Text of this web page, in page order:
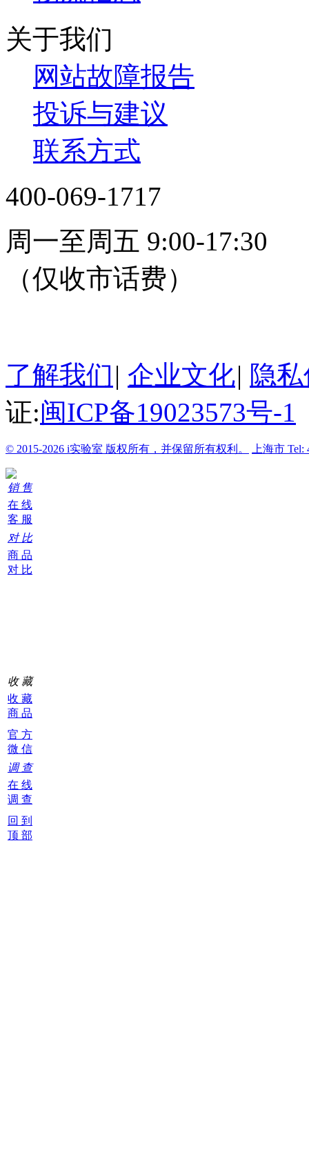
关于我们
网站故障报告
投诉与建议
联系方式
400-069-1717
周一至周五 9:00-17:30
（仅收市话费）
了解我们 | 企业文化| 隐
证:闽ICP备19023573号-1
© 2015-2026 i实验室 版权所有，并保留所有权利。 上海市 Tel:
销 售
在 线
客 服
对 比
商 品
对 比
收 藏
收 藏
商 品
官 方
微 信
调 查
在 线
调 查
回 到
顶 部